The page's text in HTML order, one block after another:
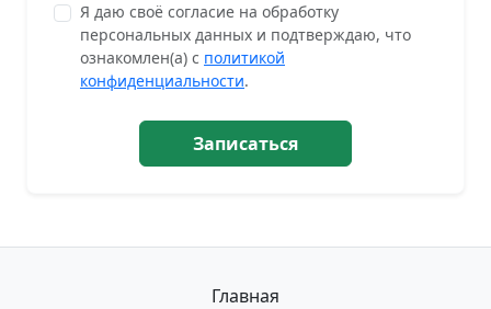
Я даю своё согласие на обработку
персональных данных и подтверждаю, что
ознакомлен(а) с политикой
конфиденциальности.
Записаться
Главная